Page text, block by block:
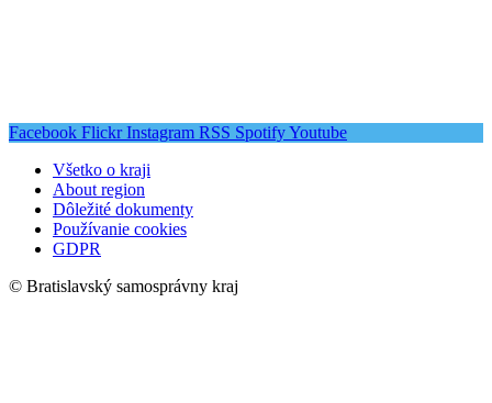
Facebook Flickr Instagram RSS SpotifyYoutube
Všetko o kraji
About region
Dôležité dokumenty
Používanie cookies
GDPR
© Bratislavský samosprávny kraj